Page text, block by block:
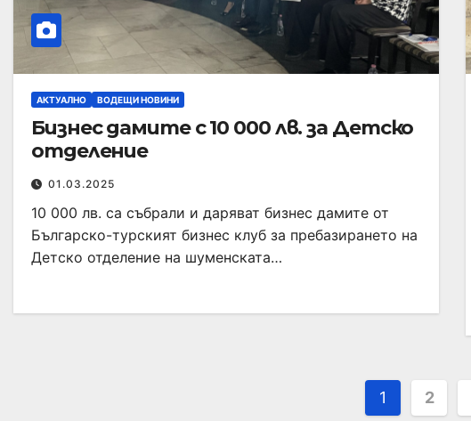
АКТУАЛНО ВОДЕЩИ НОВИНИ
Бизнес дамите с 10 000 лв. за Детско
отделение
01.03.2025
10 000 лв. са събрали и даряват бизнес дамите от
Българско-турският бизнес клуб за пребазирането на
Детско отделение на шуменската…
1 2